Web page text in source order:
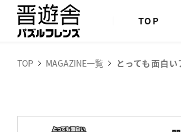
TOP
TOP MAGAZINE一覧 とっても面白い